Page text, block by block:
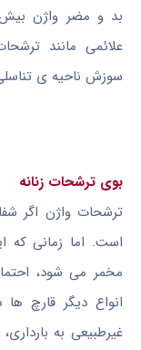
بد و مضر واژن
علائمی مانند
سوزش ناحیه ی
بوی ترشحات زنانه
ترشحات واژن اگر
است. اما زمانی که
مخمر می شود،
انواع دیگر قارچ
غیرطبیعی به